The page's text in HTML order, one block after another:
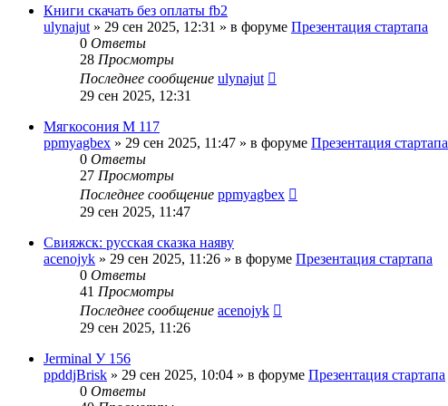
Книги скачать без оплаты fb2
ulynajut » 29 сен 2025, 12:31 » в форуме Презентация стартапа
0 Ответы
28 Просмотры
Последнее сообщение ulynajut
29 сен 2025, 12:31
Мягкосония М 117
ppmyagbex » 29 сен 2025, 11:47 » в форуме Презентация стартапа
0 Ответы
27 Просмотры
Последнее сообщение ppmyagbex
29 сен 2025, 11:47
Свияжск: русская сказка наяву
acenojyk » 29 сен 2025, 11:26 » в форуме Презентация стартапа
0 Ответы
41 Просмотры
Последнее сообщение acenojyk
29 сен 2025, 11:26
Jerminal У 156
ppddjBrisk » 29 сен 2025, 10:04 » в форуме Презентация стартапа
0 Ответы